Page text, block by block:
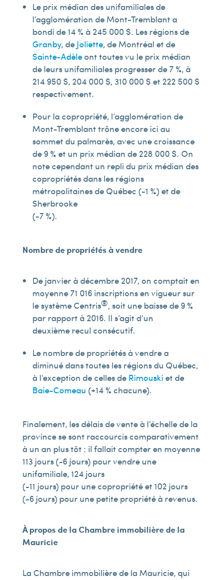
Le prix médian des unifamiliales de
l’agglomération de Mont-Tremblant a
bondi de 14 % à 245 000 $. Les régions de
Granby, de Joliette, de Montréal et de
Sainte-Adèleont toutes vu le prix médian
de leurs unifamiliales progresser de 7 %, à
214 950 $, 204 000 $, 310 000 $ et 222 500 $
respectivement.
Pour la copropriété, l’agglomération de
Mont-Tremblant trône encore ici au
sommet du palmarès, avec une croissance
de 9 % et un prix médian de 228 000 $. On
note cependant un repli du prix médian des
copropriétés dans les régions
métropolitaines de Québec (-1 %) et de
Sherbrooke
(-7 %).
Nombre de propriétés à vendre
De janvier à décembre 2017, on comptait en
moyenne 71 016 inscriptions en vigueur sur
le système Centris®, soit une baisse de 9 %
par rapport à 2016. Il s’agit d’un
deuxième recul consécutif.
Le nombre de propriétés à vendre a
diminué dans toutes les régions du Québec,
à l’exception de celles de Rimouski et de
Baie-Comeau (+14 % chacune).
Finalement, les délais de vente à l’échelle de la
province se sont raccourcis comparativement
à un an plus tôt : il fallait compter en moyenne
113 jours (-6 jours) pour vendre une
unifamiliale, 124 jours
(-11 jours) pour une copropriété et 102 jours
(-6 jours) pour une petite propriété à revenus.
À propos de la Chambre immobilière de la
Mauricie
La Chambre immobilière de la Mauricie, qui